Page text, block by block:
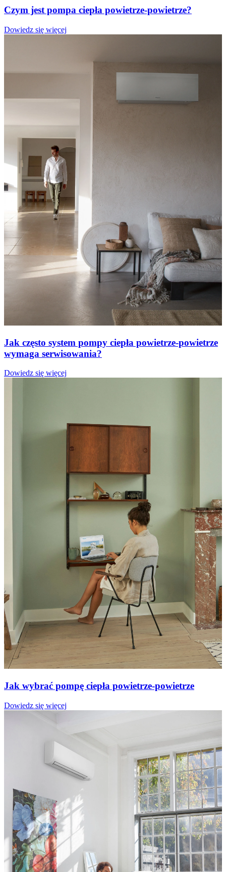
Czym jest pompa ciepła powietrze-powietrze?
Dowiedz się więcej
Jak często system pompy ciepła powietrze-powietrze
wymaga serwisowania?
Dowiedz się więcej
Jak wybrać pompę ciepła powietrze-powietrze
Dowiedz się więcej